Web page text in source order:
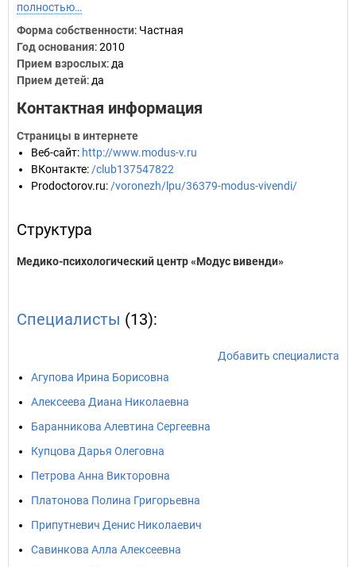
полностью…
Форма собственности: Частная
Год основания:2010
Прием взрослых: да
Прием детей: да
Контактная информация
Страницы в интернете
Веб-сайт: http://www.modus-v.ru
ВКонтакте: /club137547822
Prodoctorov.ru: /voronezh/lpu/36379-modus-vivendi/
Структура
Медико-психологический центр «Модус вивенди»
Специалисты (13):
Добавить специалиста
Агупова Ирина Борисовна
Алексеева Диана Николаевна
Баранникова Алевтина Сергеевна
Купцова Дарья Олеговна
Петрова Анна Викторовна
Платонова Полина Григорьевна
Припутневич Денис Николаевич
Савинкова Алла Алексеевна